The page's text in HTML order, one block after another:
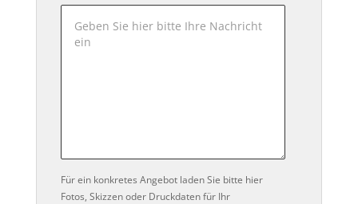
Für ein konkretes Angebot laden Sie bitte hier
Fotos, Skizzen oder Druckdaten für Ihr